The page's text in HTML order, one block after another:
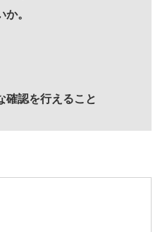
。
確認を行えること